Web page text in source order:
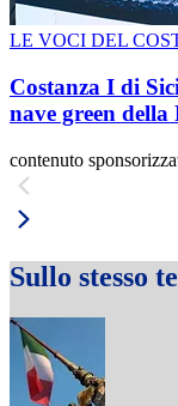
LE VOCI DEL
Costanza I di
nave green della
contenuto
Sullo stesso